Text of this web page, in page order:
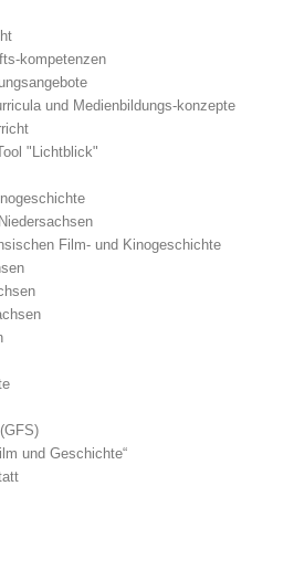
kompetenzen
und Medienbildungs-konzepte
"Lichtblick"
Film- und Kinogeschichte
und Geschichte“